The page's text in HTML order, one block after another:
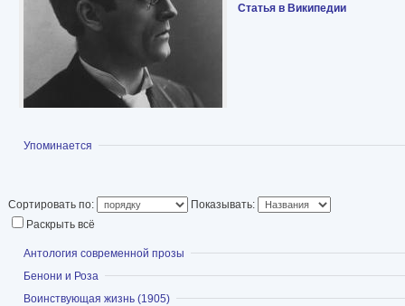
Статья в Википедии
Показать
Упоминается
Сортировать по:
Показывать:
Раскрыть всё
Показать
Антология современной прозы
Показать
Бенони и Роза
Показать
Воинствующая жизнь (1905)